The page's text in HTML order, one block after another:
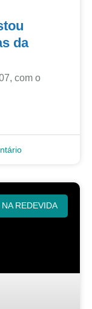
da
com o
NA REDEVIDA